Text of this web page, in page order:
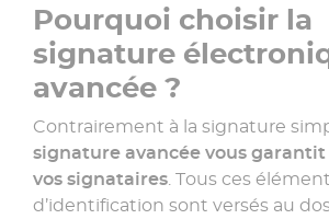
Pourquoi choisir la
signature
avancée ?
Contrairement à la signature
signature avancée vous
vos signataires . Tous ces
d’identification sont versés au